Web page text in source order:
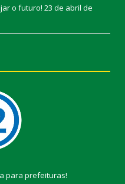
o futuro! 23 de abril de
para prefeituras!